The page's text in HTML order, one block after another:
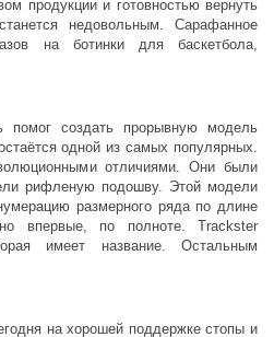
продукции и готовностью вернуть
недовольным. Сарафанное
на ботинки для баскетбола,
помог создать прорывную модель
одной из самых популярных.
отличиями. Они были
рифленую подошву. Этой модели
размерного ряда по длине
впервые, по полноте. Trackster
имеет название. Остальным
на хорошей поддержке стопы и